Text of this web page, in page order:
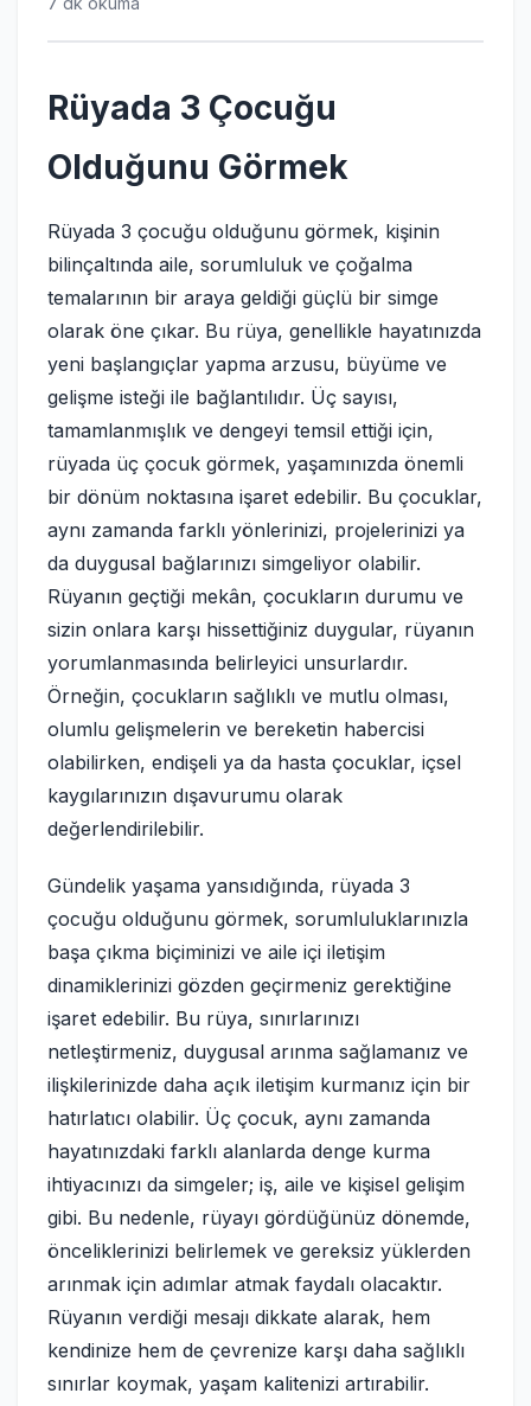
Rüyada 3 Çocuğu
Olduğunu Görmek
Rüyada 3 çocuğu olduğunu görmek, kişinin
bilinçaltında aile, sorumluluk ve çoğalma
temalarının bir araya geldiği güçlü bir simge
olarak öne çıkar. Bu rüya, genellikle hayatınızda
yeni başlangıçlar yapma arzusu, büyüme ve
gelişme isteği ile bağlantılıdır. Üç sayısı,
tamamlanmışlık ve dengeyi temsil ettiği için,
rüyada üç çocuk görmek, yaşamınızda önemli
bir dönüm noktasına işaret edebilir. Bu çocuklar,
aynı zamanda farklı yönlerinizi, projelerinizi ya
da duygusal bağlarınızı simgeliyor olabilir.
Rüyanın geçtiği mekân, çocukların durumu ve
sizin onlara karşı hissettiğiniz duygular, rüyanın
yorumlanmasında belirleyici unsurlardır.
Örneğin, çocukların sağlıklı ve mutlu olması,
olumlu gelişmelerin ve bereketin habercisi
olabilirken, endişeli ya da hasta çocuklar, içsel
kaygılarınızın dışavurumu olarak
değerlendirilebilir.
Gündelik yaşama yansıdığında, rüyada 3
çocuğu olduğunu görmek, sorumluluklarınızla
başa çıkma biçiminizi ve aile içi iletişim
dinamiklerinizi gözden geçirmeniz gerektiğine
işaret edebilir. Bu rüya, sınırlarınızı
netleştirmeniz, duygusal arınma sağlamanız ve
ilişkilerinizde daha açık iletişim kurmanız için bir
hatırlatıcı olabilir. Üç çocuk, aynı zamanda
hayatınızdaki farklı alanlarda denge kurma
ihtiyacınızı da simgeler; iş, aile ve kişisel gelişim
gibi. Bu nedenle, rüyayı gördüğünüz dönemde,
önceliklerinizi belirlemek ve gereksiz yüklerden
arınmak için adımlar atmak faydalı olacaktır.
Rüyanın verdiği mesajı dikkate alarak, hem
kendinize hem de çevrenize karşı daha sağlıklı
sınırlar koymak, yaşam kalitenizi artırabilir.